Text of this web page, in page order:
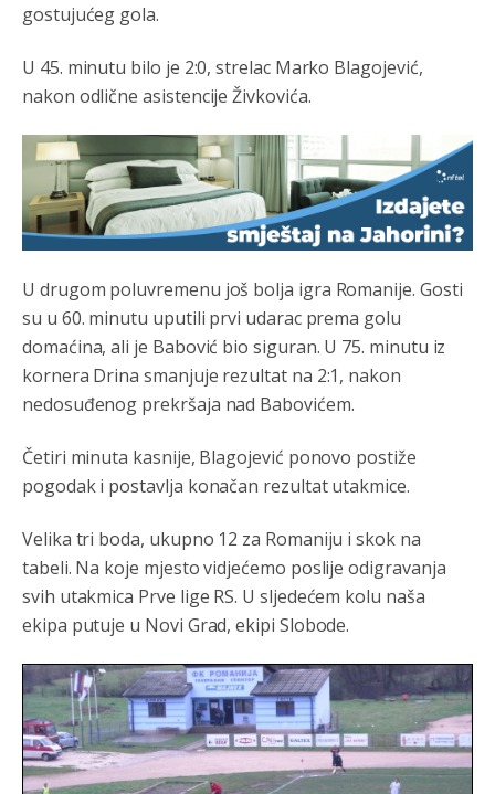
gostujućeg gola.
U 45. minutu bilo je 2:0, strelac Marko Blagojević,
nakon odlične asistencije Živkovića.
U drugom poluvremenu još bolja igra Romanije. Gosti
su u 60. minutu uputili prvi udarac prema golu
domaćina, ali je Babović bio siguran. U 75. minutu iz
kornera Drina smanjuje rezultat na 2:1, nakon
nedosuđenog prekršaja nad Babovićem.
Četiri minuta kasnije, Blagojević ponovo postiže
pogodak i postavlja konačan rezultat utakmice.
Velika tri boda, ukupno 12 za Romaniju i skok na
tabeli. Na koje mjesto vidjećemo poslije odigravanja
svih utakmica Prve lige RS. U sljedećem kolu naša
ekipa putuje u Novi Grad, ekipi Slobode.